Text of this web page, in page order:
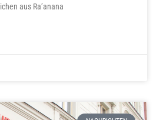
aus Ra’anana